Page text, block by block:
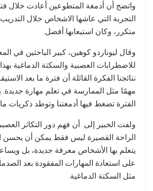
واتضح أن أدمغة المتطوعين أعادت خلال
التجربة التي عاشها الاشخاص خلال
متكرر، وكان استيعابها أفضل.
وقال ليوناردو كوهين، كبير الباحثين في
للاضطرابات العصبية والسكتة الدماغية
نتائجنا الفكرة القائلة أن فترة ما بعد
مهمًا مثل الممارسة في تعلم مهارة جديدة.
الفترة تضغط فيها أدمغتنا وتوطد ذكريات ما
ولفت الخبير إلى أن فهم دور التكاثر
الراحة القصيرة ليس فقط يمكن أن يحسن
يتعلم بها الأشخاص معرفة جديدة، بل
على استعادة المهارات المفقودة بعد
مثل السكتة الدماغية.